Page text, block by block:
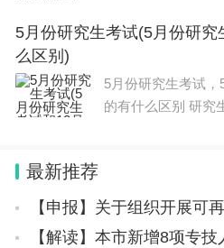
出来了，今天来看
5月份研究生考试(5月份研
么区别)
5月份研究生考试
的有什么区别 研究
最新推荐
【申报】关于组织开展可再生能源供暖（制冷）项目典型
【解读】本市新增8项专技人员职业资格与职称对